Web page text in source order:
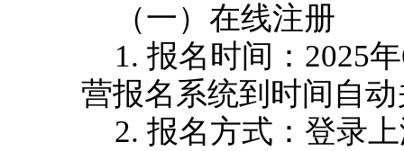
（一）在线注册
1. 报名时间：2025
营报名系统到时间自
2. 报名方式：登录